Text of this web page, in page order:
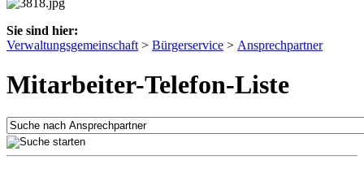
Sie sind hier:
Verwaltungsgemeinschaft > Bürgerservice > Ansprechpartner
Mitarbeiter-Telefon-Liste